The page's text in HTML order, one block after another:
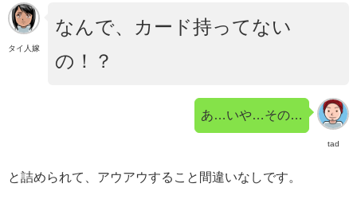
タイ人嫁
なんで、カード持ってない
の！？
tad
あ…いや…その…
と詰められて、アウアウすること間違いなしです。